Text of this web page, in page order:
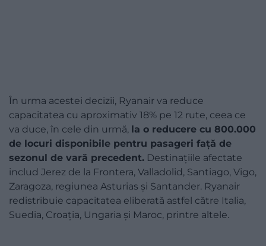
În urma acestei decizii, Ryanair va reduce
capacitatea cu aproximativ 18% pe 12 rute, ceea ce
va duce, în cele din urmă, la o reducere cu 800.000
de locuri disponibile pentru pasageri față de
sezonul de vară precedent. Destinațiile afectate
includ Jerez de la Frontera, Valladolid, Santiago, Vigo,
Zaragoza, regiunea Asturias și Santander. Ryanair
redistribuie capacitatea eliberată astfel către Italia,
Suedia, Croația, Ungaria și Maroc, printre altele.